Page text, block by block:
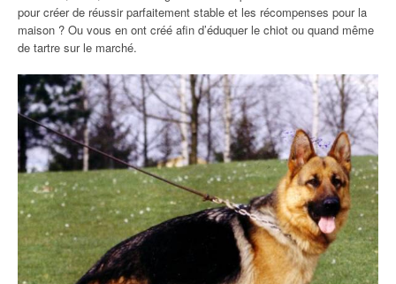
pour créer de réussir parfaitement stable et les récompenses pour la
maison ? Ou vous en ont créé afin d’éduquer le chiot ou quand même
de tartre sur le marché.